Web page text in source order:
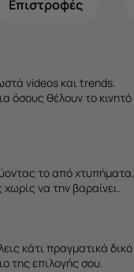
Επιστροφές
videos και trends.
όσους θέλουν το κινητό
το από χτυπήματα,
χωρίς να την βαραίνει.
κάτι πραγματικά δικό
της επιλογής σου.